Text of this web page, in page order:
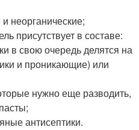
неорганические;
присутствует в составе:
в свою очередь делятся на
и проникающие) или
нужно еще разводить,
антисептики.